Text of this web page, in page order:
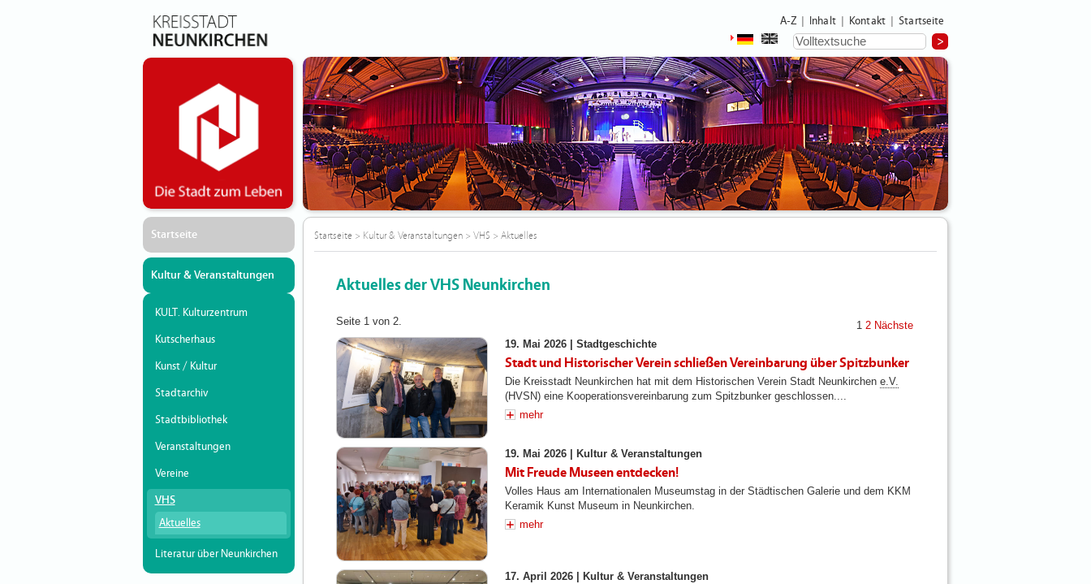
A-Z Inhalt Kontakt Startseite
Startseite
Kultur & Veranstaltungen
KULT. Kulturzentrum
Kutscherhaus
Kunst / Kultur
Stadtarchiv
Stadtbibliothek
Veranstaltungen
Vereine
VHS
Aktuelles
Literatur über Neunkirchen
Startseite> Kultur & Veranstaltungen> VHS > Aktuelles
Aktuelles der VHS Neunkirchen
Seite 1 von 2. 1 2 Nächste
19. Mai 2026 |Stadtgeschichte
Stadt und Historischer Verein schließen Vereinbarung über Spitzbunker
Die Kreisstadt Neunkirchen hat mit dem Historischen Verein Stadt Neunkirchene.V.
(HVSN) eine Kooperationsvereinbarung zum Spitzbunker geschlossen....
mehr
19. Mai 2026 | Kultur & Veranstaltungen
Mit Freude Museen entdecken!
Volles Haus am Internationalen Museumstag in der Städtischen Galerie und dem KKM
Keramik Kunst Museum in Neunkirchen.
mehr
17. April 2026 | Kultur & Veranstaltungen